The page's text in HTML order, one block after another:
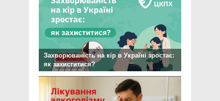
Захворюваність на кір в Україні зростає:
як захиститися?